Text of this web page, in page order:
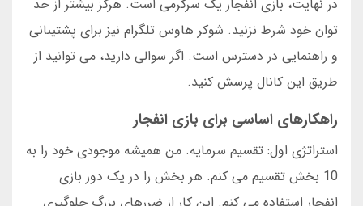
در نهایت، بازی انفجار یک سرگرمی است. هرگز بیشتر از حد
توان خود شرط نزنید. شوکر هاوس تلگرام نیز برای پشتیبانی
و راهنمایی در دسترس است. اگر سوالی دارید، می توانید از
طریق این کانال پرسش کنید.
راهکارهای اساسی برای بازی انفجار
استراتژی اول: تقسیم سرمایه. من همیشه موجودی خود را به
10 بخش تقسیم می کنم. هر بخش را در یک دور بازی